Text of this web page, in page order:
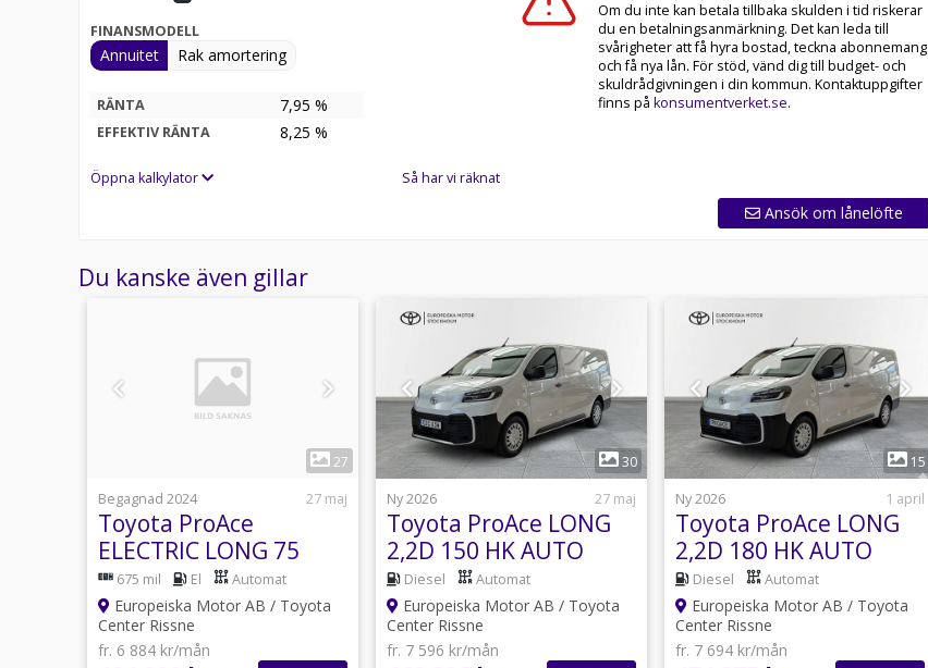
FINANSMODELL
Annuitet Rak amortering
RÄNTA 7,95 %
EFFEKTIV RÄNTA 8,25 %
Öppna kalkylator Så har vi räknat
Om du inte kan betala tillbaka skulden i tid riskerar
du en betalningsanmärkning. Det kan leda till
svårigheter att få hyra bostad, teckna abonnemang
och få nya lån. För stöd, vänd dig till budget- och
skuldrådgivningen i din kommun. Kontaktuppgifter
finns på konsumentverket.se.
Ansök om lånelöfte
Du kanske även gillar
27
Begagnad 2024
27 maj
Toyota ProAce
ELECTRIC LONG 75
KWH COMFORT 2
DÖRRAR / V-h...
675 mil El Automat
Europeiska Motor AB / Toyota
Center Rissne
fr. 6 884 kr/mån
1
30
Ny 2026
27 maj
Toyota ProAce LONG
2,2D 150 HK AUTO
COMFORT FLEET
EDITION...
Diesel Automat
Europeiska Motor AB / Toyota
Center Rissne
fr. 7 596 kr/mån
1
15
Ny 2026
1 april
Toyota ProAce LONG
2,2D 180 HK AUTO
COMFORT LAGERBIL
Diesel Automat
Europeiska Motor AB / Toyota
Center Rissne
fr. 7 694 kr/mån